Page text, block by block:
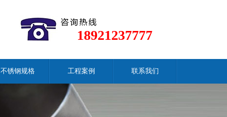
18921237777
不锈钢规格 工程案例 联系我们